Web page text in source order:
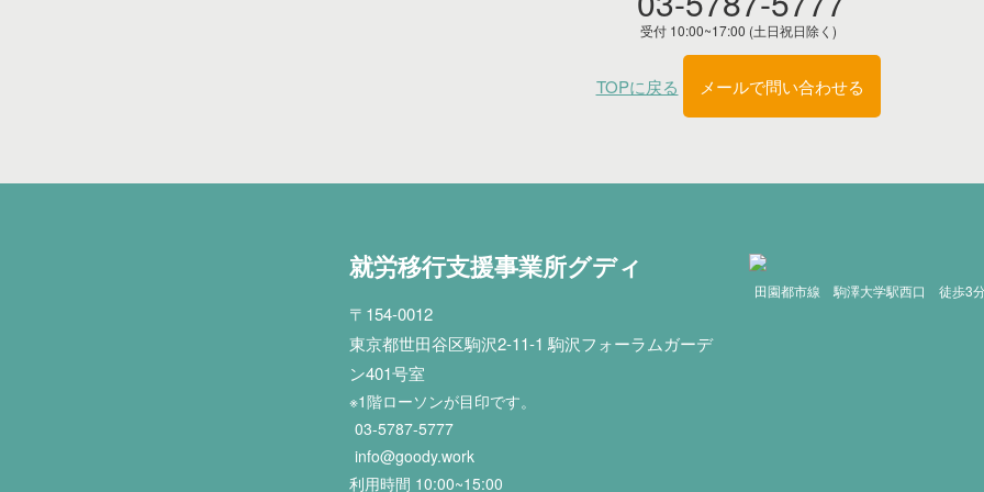
受付 10:00~17:00 (土日祝日除く)
TOPに戻る メールで問い合わせる
就労移行支援事業所グディ
〒154-0012
東京都世田谷区駒沢2-11-1 駒沢フォーラムガーデ
ン401号室
※1階ローソンが目印です。
03-5787-5777
info@goody.work
利用時間 10:00~15:00
田園都市線 駒澤大学駅西口 徒歩3